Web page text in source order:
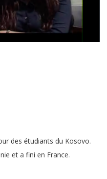
des étudiants du Kosovo.
et a fini en France.